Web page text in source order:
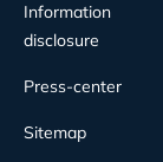
Information
disclosure
Press-center
Sitemap